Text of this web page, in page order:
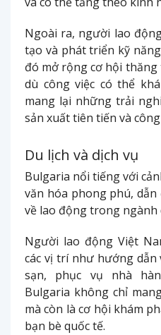
Ngoài ra, người lao
tạo và phát triển kỹ
đó mở rộng cơ hội
dù công việc có thể
mang lại những trải
sản xuất tiên tiến và
Du lịch và dịch vụ
Bulgaria nổi tiếng với
văn hóa phong phú,
về lao động trong ngành
Người lao động Việt
các vị trí như hướng dẫn
sạn, phục vụ nhà
Bulgaria không chỉ
mà còn là cơ hội khám
bạn bè quốc tế.